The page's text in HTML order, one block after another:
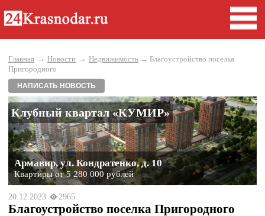
Главная → Новости → Недвижимость → Благоустройство поселка
Пригородного
НАПИСАТЬ НОВОСТЬ
Клубный квартал «КУМИР»
Армавир, ул. Кондратенко, д. 10
Квартиры от 5 280 000 рублей
20.12.2023 2965
Благоустройство поселка Пригородного